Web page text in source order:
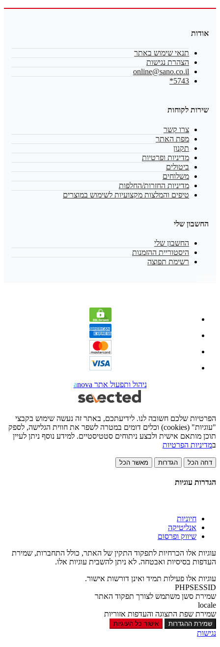
אודות
תנאי שימוש באתר
הצהרת נגישות
online@sano.co.il
5743*
שירות לקוחות
צרו קשר
מפת האתר
תקנון
מדיניות ופרטיות
ביטולים
משלוחים
מדיניות החזרות/החלפות
טיפים והמלצות מקצועיות לשימוש במוצרים
החשבון שלי
החשבון שלי
היסטוריית ההזמנות
רשימת תפוצה
ניהול ותפעול אתר anova
הפרטיות שלכם חשובה לנו. לידיעתכם, באתר זה נעשה שימוש בקבצי
"עוגיות" (cookies) וכלים דומים במטרה לשפר את חווית הגלישה, לספק
תוכן מותאם אישית ולבצע ניתוחים סטטיסטיים. למידע נוסף ניתן לעיין
במדיניות הפרטיות
דחה הכל הגדרות מאשר הכל
הגדרות עוגיות
חיוניות
אנליטיקה
שיווק ופרסום
עוגיות אלו הכרחיות לתפקוד התקין של האתר, כולל התחברות, שמירת
העדפות בסיסיות ואבטחה. לא ניתן להשבית עוגיות אלו.
עוגיות אלו פעילות תמיד ואינן דורשות אישור.
PHPSESSID
שמירת סשן משתמש לצורך תפקוד האתר
locale
שמירת שפת התצוגה והעדפות אזוריות
שמירת ההגדרות אישור כל העוגיות
נגישות